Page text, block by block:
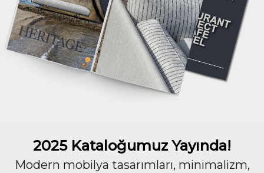
2025 Kataloğumuz Yayında!
Modern mobilya tasarımları, minimalizm,